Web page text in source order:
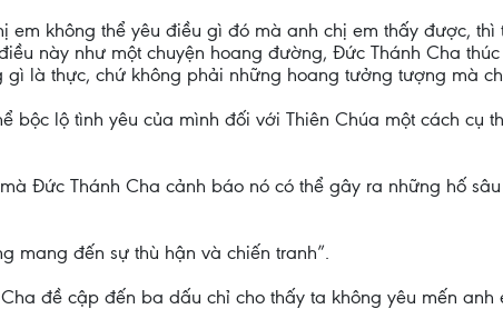
em không thể yêu điều gì đó mà anh chị em thấy được,
này như một chuyện hoang đường, Đức Thánh Cha
là thực, chứ không phải những hoang tưởng tượng mà
bộc lộ tình yêu của mình đối với Thiên Chúa một cách cụ
Đức Thánh Cha cảnh báo nó có thể gây ra những hố
mang đến sự thù hận và chiến tranh”.
đề cập đến ba dấu chỉ cho thấy ta không yêu mến anh